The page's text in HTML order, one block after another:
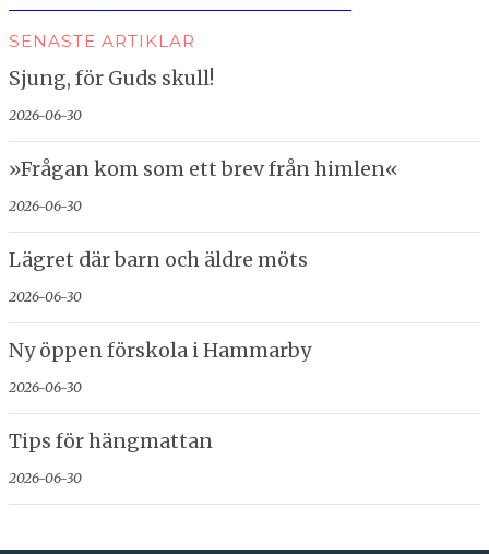
SENASTE ARTIKLAR
Sjung, för Guds skull!
2026-06-30
»Frågan kom som ett brev från himlen«
2026-06-30
Lägret där barn och äldre möts
2026-06-30
Ny öppen förskola i Hammarby
2026-06-30
Tips för hängmattan
2026-06-30